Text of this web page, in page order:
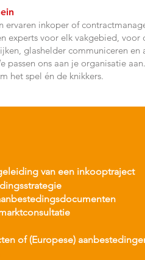
ervaren inkoper of
experts voor elk vakgebied,
glashelder communiceren
passen ons aan je organisatie
het spel én de knikkers.
van een inkooptraject
of (Europese)